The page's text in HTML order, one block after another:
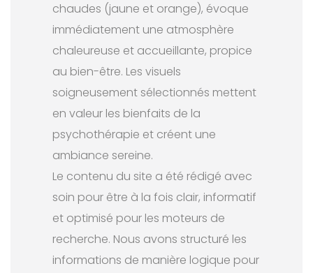
chaudes (jaune et orange), évoque
immédiatement une atmosphère
chaleureuse et accueillante, propice
au bien-être. Les visuels
soigneusement sélectionnés mettent
en valeur les bienfaits de la
psychothérapie et créent une
ambiance sereine.
Le contenu du site a été rédigé avec
soin pour être à la fois clair, informatif
et optimisé pour les moteurs de
recherche. Nous avons structuré les
informations de manière logique pour